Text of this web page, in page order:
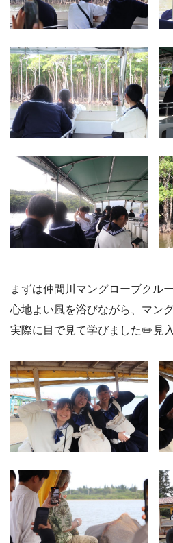
まずは仲間川マングローブクル
心地よい風を浴びながら、マン
実際に目で見て学びました✏️見